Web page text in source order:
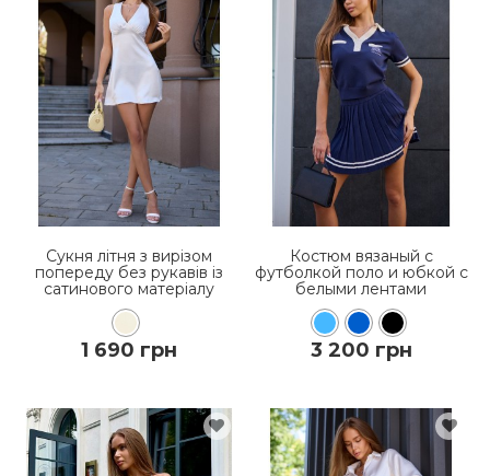
КУПИТЬ
Сукня літня з вирізом
попереду без рукавів із
сатинового матеріалу
1 690 грн
КУПИТЬ
Костюм вязаный с
футболкой поло и юбкой с
белыми лентами
3 200 грн